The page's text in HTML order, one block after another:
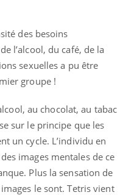
des besoins
l’alcool, du café, de la
sexuelles a pu être
groupe !
au chocolat, au tabac
sur le principe que les
un cycle. L’individu en
images mentales de ce
Plus la sensation de
le sont. Tetris vient